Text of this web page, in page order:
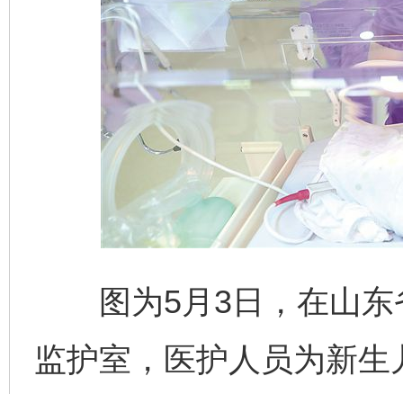
图为5月3日，在山东
监护室，医护人员为新